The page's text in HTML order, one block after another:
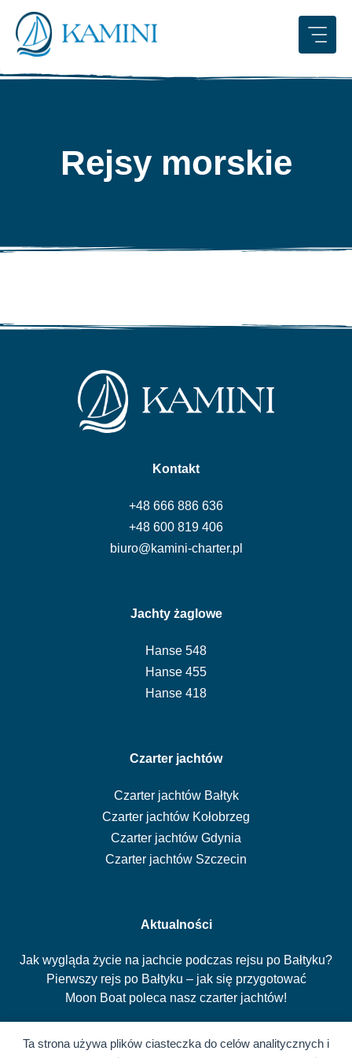
Ta strona używa plików ciasteczka do celów analitycznych i
Przejdź
treści
Rejsy morskie
Kontakt
+48 666 886 636
+48 600 819 406
biuro@kamini-charter.pl
Jachty żaglowe
Hanse 548
Hanse 455
Hanse 418
Czarter jachtów
Czarter jachtów Bałtyk
Czarter jachtów Kołobrzeg
Czarter jachtów Gdynia
Czarter jachtów Szczecin
Aktualności
Jak wygląda życie na jachcie podczas rejsu po Bałtyku?
Pierwszy rejs po Bałtyku – jak się przygotować
Moon Boat poleca nasz czarter jachtów!